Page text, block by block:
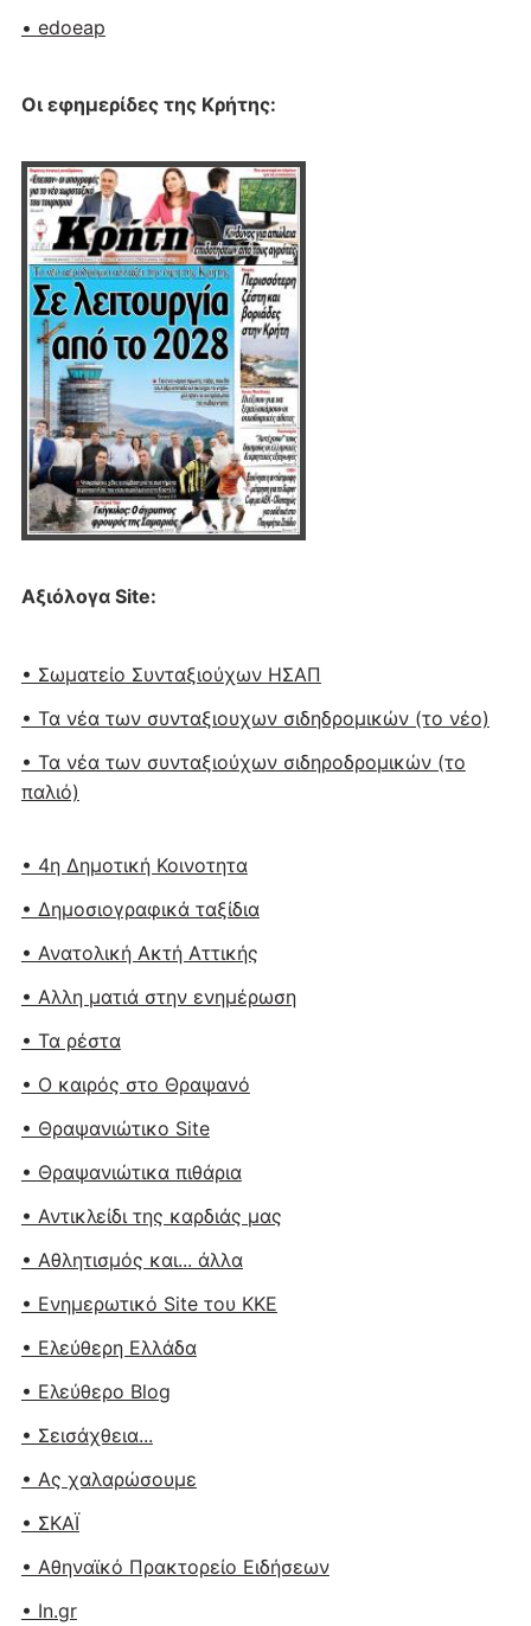
• edoeap
Οι εφημερίδες της Κρήτης:
Αξιόλογα Site:
• Σωματείο Συνταξιούχων ΗΣΑΠ
• Τα νέα των συνταξιουχων σιδηδρομικών (το νέο)
• Τα νέα των συνταξιούχων σιδηροδρομικών (το
παλιό)
• 4η Δημοτική Κοινοτητα
• Δημοσιογραφικά ταξίδια
• Ανατολική Ακτή Αττικής
• Αλλη ματιά στην ενημέρωση
• Τα ρέστα
• Ο καιρός στο Θραψανό
• Θραψανιώτικο Site
• Θραψανιώτικα πιθάρια
• Αντικλείδι της καρδιάς μας
• Αθλητισμός και... άλλα
• Ενημερωτικό Site του ΚΚΕ
• Ελεύθερη Ελλάδα
• Ελεύθερο Blog
• Σεισάχθεια...
• Ας χαλαρώσουμε
• ΣΚΑΪ
• Αθηναϊκό Πρακτορείο Ειδήσεων
• In.gr